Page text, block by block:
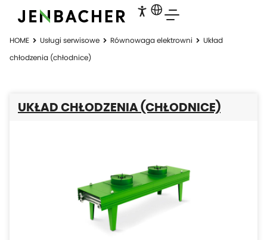
HOME Usługi serwisowe Równowaga elektrowni
Układ
chłodzenia (chłodnice)
UKŁAD CHŁODZENIA (CHŁODNICE)